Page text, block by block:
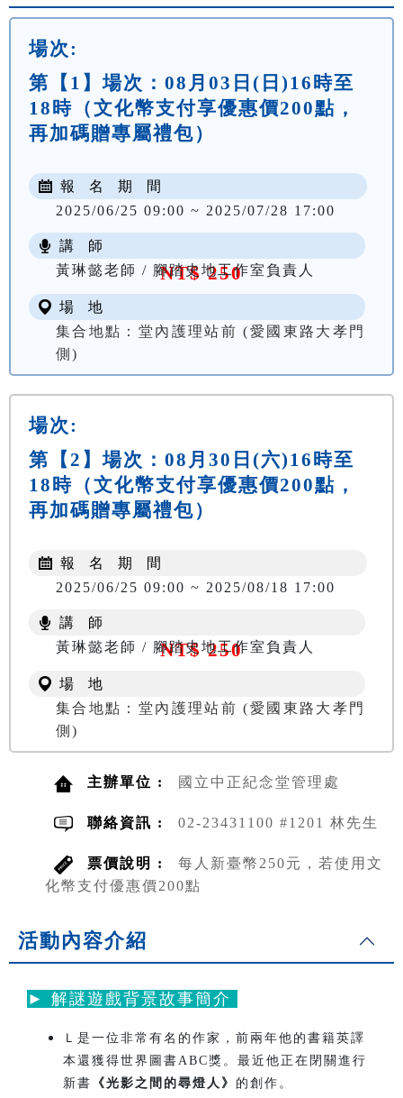
場次:
第【1】場次：08月03日(日)16時至
18時（文化幣支付享優惠價200點，
再加碼贈專屬禮包）
NT$ 250
報 名 期 間
2025/06/25 09:00 ~ 2025/07/28 17:00
講 師
黃琳懿老師 / 腳踏史地工作室負責人
場 地
集合地點：堂內護理站前 (愛國東路大孝門
側)
場次:
第【2】場次：08月30日(六)16時至
18時（文化幣支付享優惠價200點，
再加碼贈專屬禮包）
NT$ 250
報 名 期 間
2025/06/25 09:00 ~ 2025/08/18 17:00
講 師
黃琳懿老師 / 腳踏史地工作室負責人
場 地
集合地點：堂內護理站前 (愛國東路大孝門
側)
主辦單位 : 國立中正紀念堂管理處
聯絡資訊 : 02-23431100 #1201 林先生
票價說明 :
每人新臺幣250元，若使用文
化幣支付優惠價200點
活動內容介紹
► 解謎遊戲背景故事簡介
Ｌ是一位非常有名的作家，前兩年他的書籍英譯
本還獲得世界圖書ABC獎。最近他正在閉關進行
新書
《光影之間的尋燈人》 的創作。